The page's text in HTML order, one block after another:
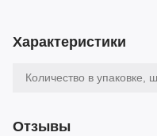
Характеристики
Количество в упаковке,
Отзывы